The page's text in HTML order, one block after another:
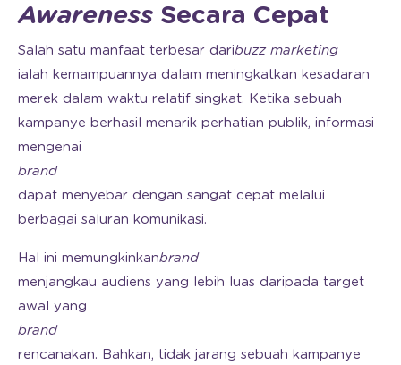
Awareness Secara Cepat
Salah satu manfaat terbesar daribuzz marketing
ialah kemampuannya dalam meningkatkan kesadaran
merek dalam waktu relatif singkat. Ketika sebuah
kampanye berhasil menarik perhatian publik, informasi
mengenai
brand
dapat menyebar dengan sangat cepat melalui
berbagai saluran komunikasi.
Hal ini memungkinkanbrand
menjangkau audiens yang lebih luas daripada target
awal yang
brand
rencanakan. Bahkan, tidak jarang sebuah kampanye